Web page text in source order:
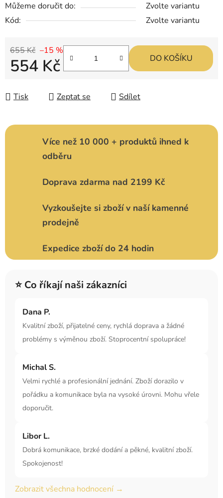
Můžeme doručit do:
Zvolte variantu
Kód:
Zvolte variantu
655 Kč –15 %
554 Kč DO KOŠÍKU
Tisk Zeptat se Sdílet
Více než 10 000 + produktů ihned k
odběru
Doprava zdarma nad 2199 Kč
Vyzkoušejte si zboží v naší kamenné
prodejně
Expedice zboží do 24 hodin
⭐ Co říkají naši zákazníci
Dana P.
Kvalitní zboží, přijatelné ceny, rychlá doprava a žádné
problémy s výměnou zboží. Stoprocentní spolupráce!
Michal S.
Velmi rychlé a profesionální jednání. Zboží dorazilo v
pořádku a komunikace byla na vysoké úrovni. Mohu vřele
doporučit.
Libor L.
Dobrá komunikace, brzké dodání a pěkné, kvalitní zboží.
Spokojenost!
Zobrazit všechna hodnocení →